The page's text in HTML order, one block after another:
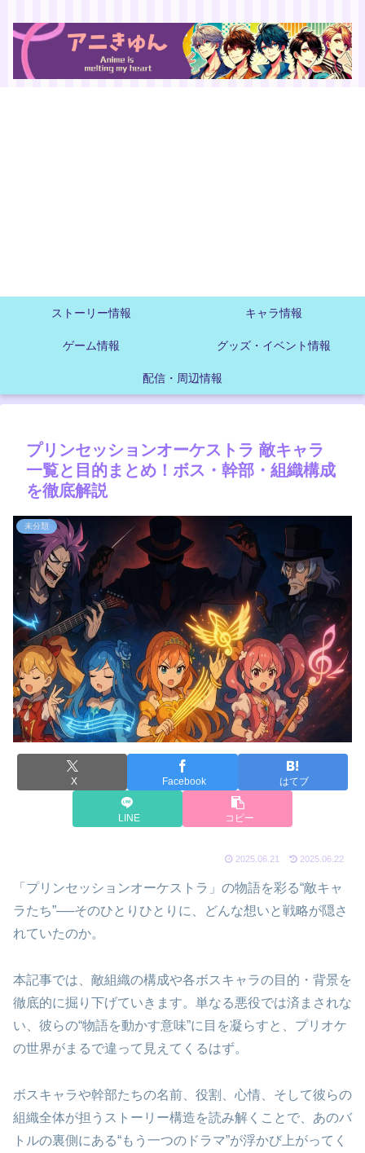
ストーリー情報 キャラ情報
ゲーム情報 グッズ・イベント情報
配信・周辺情報
プリンセッションオーケストラ 敵キャラ
一覧と目的まとめ！ボス・幹部・組織構成
を徹底解説
未分類
X Facebook はてブ
LINE コピー
2025.06.21 2025.06.22
「プリンセッションオーケストラ」の物語を彩る“敵キャ
ラたち”──そのひとりひとりに、どんな想いと戦略が隠さ
れていたのか。
本記事では、敵組織の構成や各ボスキャラの目的・背景を
徹底的に掘り下げていきます。単なる悪役では済まされな
い、彼らの“物語を動かす意味”に目を凝らすと、プリオケ
の世界がまるで違って見えてくるはず。
ボスキャラや幹部たちの名前、役割、心情、そして彼らの
組織全体が担うストーリー構造を読み解くことで、あのバ
トルの裏側にある“もう一つのドラマ”が浮かび上がってく